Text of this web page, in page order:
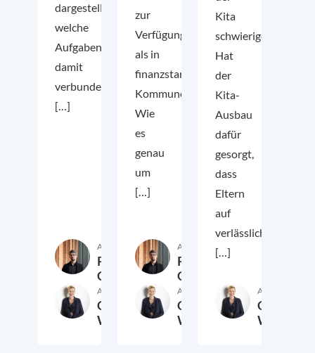
dargestellt,
welche
Aufgaben
damit
verbunden
[…]
Autor:in
René
Geißler
Autor:in
Christina
Wieda 6. Dezember 2023
zur
Verfügung
als in
finanzstarken
Kommunen.
Wie
es
genau
um
[…]
Autor:in
René
Geißler
Autor:in
Christina
Wieda 24. Oktober 2023
Kita
schwieriger.
Hat
der
Kita-
Ausbau
dafür
gesorgt,
dass
Eltern
auf
verlässliche
[…]
Autor:in
Christina
Wieda